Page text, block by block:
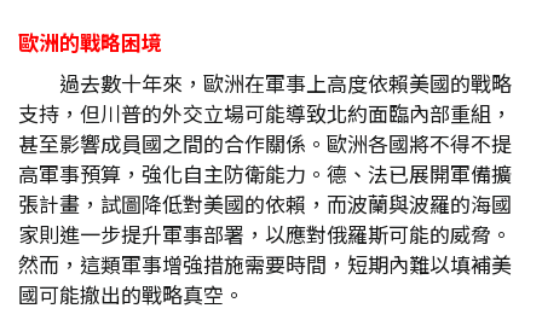
歐洲的戰略困境
過去數十年來，歐洲在軍事上高度依賴美國的戰略
支持，但川普的外交立場可能導致北約面臨內部重組，
甚至影響成員國之間的合作關係。歐洲各國將不得不提
高軍事預算，強化自主防衛能力。德、法已展開軍備擴
張計畫，試圖降低對美國的依賴，而波蘭與波羅的海國
家則進一步提升軍事部署，以應對俄羅斯可能的威脅。
然而，這類軍事增強措施需要時間，短期內難以填補美
國可能撤出的戰略真空。